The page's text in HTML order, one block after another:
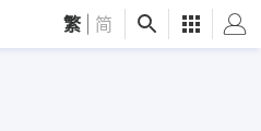
繁 简